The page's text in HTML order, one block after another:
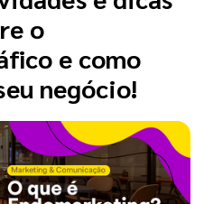
o
e como
negócio!